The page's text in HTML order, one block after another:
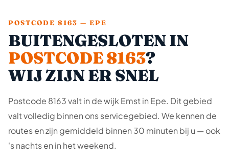
POSTCODE 8163 — EPE
BUITENGESLOTEN IN
POSTCODE 8163?
WIJ ZIJN ER SNEL
Postcode 8163 valt in de wijk Emst in Epe. Dit gebied
valt volledig binnen ons servicegebied. We kennen de
routes en zijn gemiddeld binnen 30 minuten bij u — ook
's nachts en in het weekend.